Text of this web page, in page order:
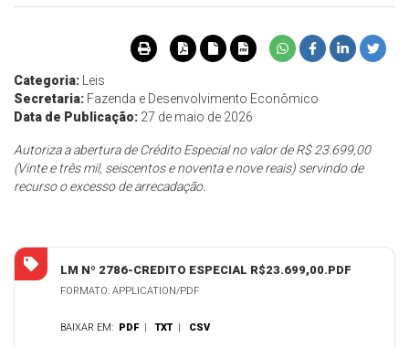
Categoria:
Leis
Secretaria: Fazenda e Desenvolvimento Econômico
Data de Publicação: 27 de maio de 2026
Autoriza a abertura de Crédito Especial no valor de R$ 23.699,00
(Vinte e três mil, seiscentos e noventa e nove reais) servindo de
recurso o excesso de arrecadação.
LM Nº 2786-CREDITO ESPECIAL R$23.699,00.PDF
FORMATO: APPLICATION/PDF
BAIXAR EM: PDF |TXT | CSV